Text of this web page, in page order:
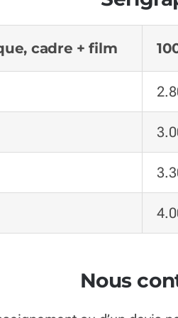
cadre + film
Nous